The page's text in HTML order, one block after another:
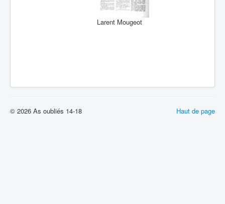
Larent Mougeot
Haut de page
© 2026 As oubliés 14-18